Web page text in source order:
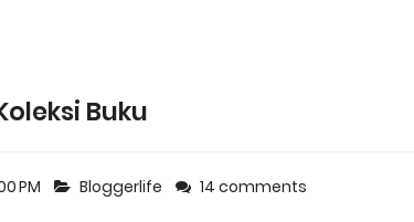
Buku
PM Bloggerlife 14 comments